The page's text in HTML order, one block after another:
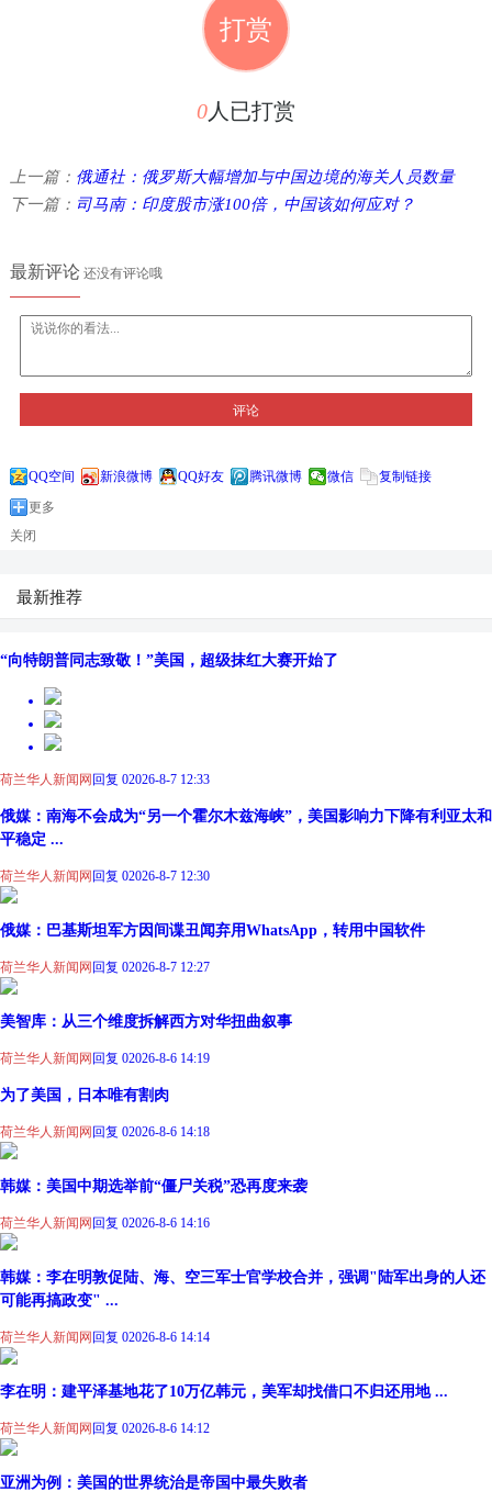
打赏
0人已打赏
上一篇： 俄通社：俄罗斯大幅增加与中国边境的海关人员数量
下一篇： 司马南：印度股市涨100倍，中国该如何应对？
最新评论还没有评论哦
评论
QQ空间 新浪微博 QQ好友 腾讯微博 微信
复制链接
更多
关闭
最新推荐
“向特朗普同志致敬！”美国，超级抹红大赛开始了
荷兰华人新闻网回复 02026-8-7 12:33
俄媒：南海不会成为“另一个霍尔木兹海峡”，美国影响力下降有利亚太和
平稳定 ...
荷兰华人新闻网回复 02026-8-7 12:30
俄媒：巴基斯坦军方因间谍丑闻弃用WhatsApp，转用中国软件
荷兰华人新闻网 回复 02026-8-7 12:27
美智库：从三个维度拆解西方对华扭曲叙事
荷兰华人新闻网 回复 02026-8-6 14:19
为了美国，日本唯有割肉
荷兰华人新闻网 回复 02026-8-6 14:18
韩媒：美国中期选举前“僵尸关税”恐再度来袭
荷兰华人新闻网 回复 02026-8-6 14:16
韩媒：李在明敦促陆、海、空三军士官学校合并，强调"陆军出身的人还
可能再搞政变" ...
荷兰华人新闻网 回复 02026-8-6 14:14
李在明：建平泽基地花了10万亿韩元，美军却找借口不归还用地 ...
荷兰华人新闻网 回复 02026-8-6 14:12
亚洲为例：美国的世界统治是帝国中最失败者